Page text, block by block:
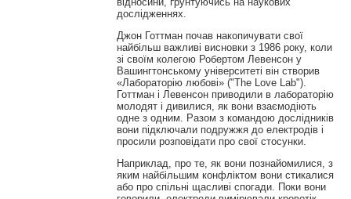
дослідженнях.
Джон Готтман почав накопичувати свої
найбільш важливі висновки з 1986 року, коли
зі своїм колегою Робертом Левенсон у
Вашингтонському університеті він створив
«Лабораторію любові» ("The Love Lab").
Готтман і Левенсон приводили в лабораторію
молодят і дивилися, як вони взаємодіють
одне з одним. Разом з командою дослідників
вони підключали подружжя до електродів і
просили розповідати про свої стосунки.
Наприклад, про те, як вони познайомилися, з
яким найбільшим конфліктом вони стикалися
або про спільні щасливі спогади. Поки вони